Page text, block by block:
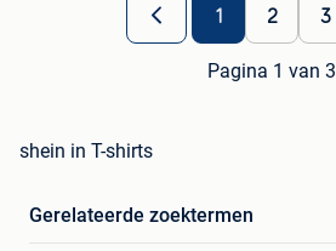
1 2 3
Pagina 1 van 3
shein in T-shirts
Gerelateerde zoektermen